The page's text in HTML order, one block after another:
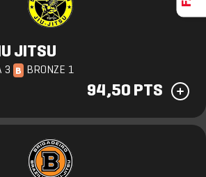
JITSU
3 B BRONZE 1
94,50 PTS